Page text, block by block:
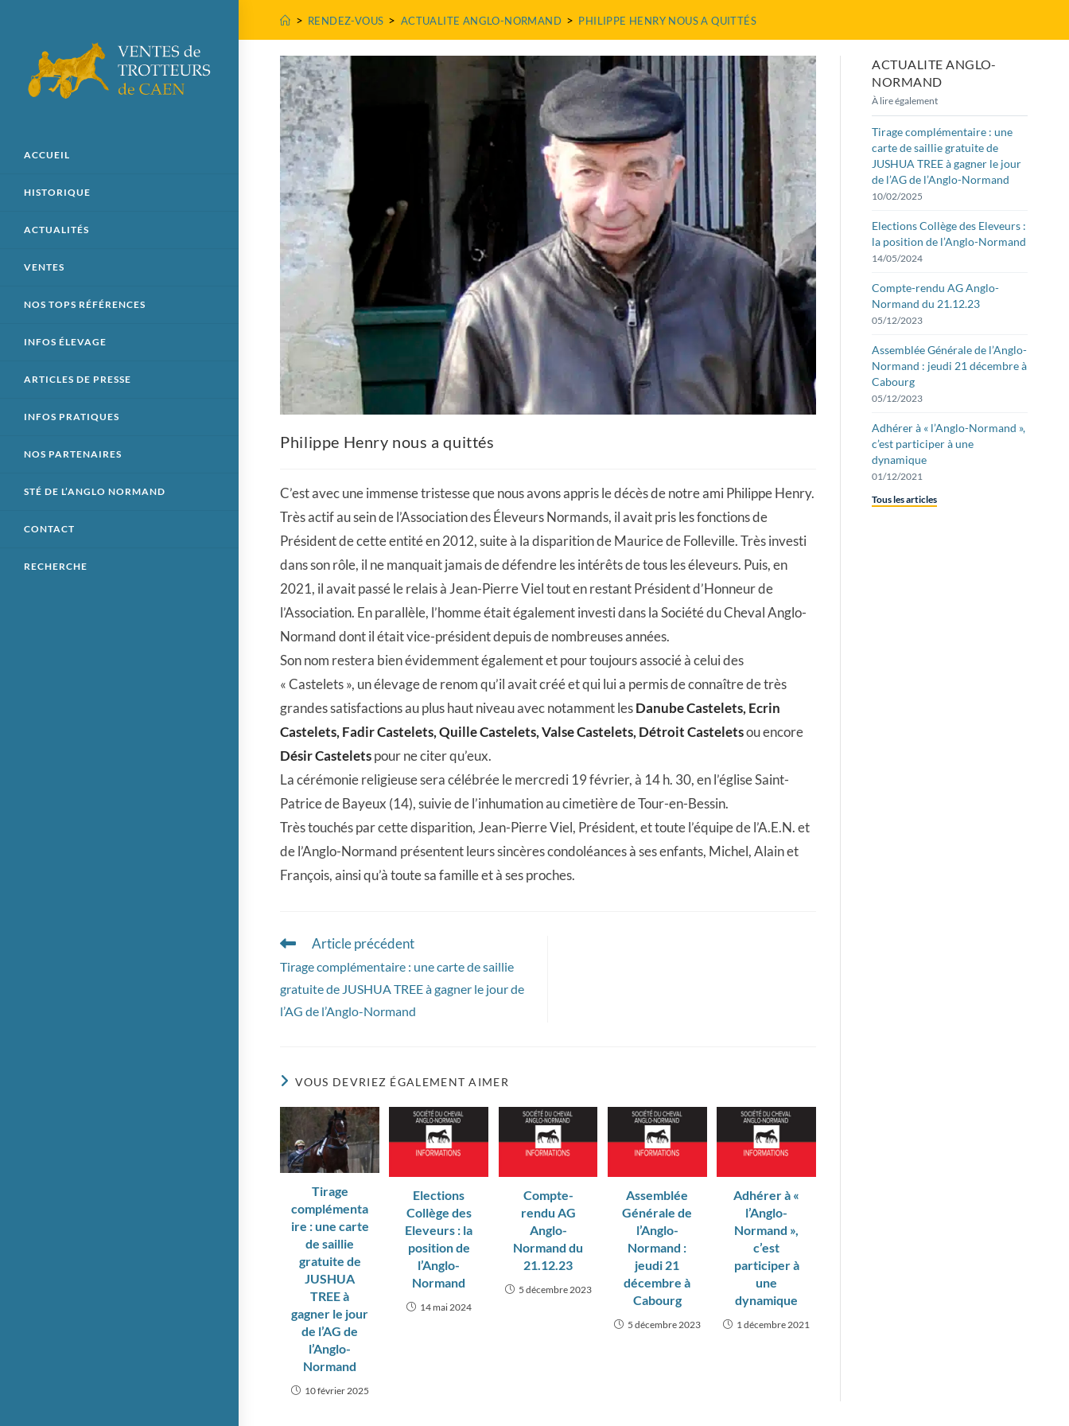
ACCUEIL
HISTORIQUE
ACTUALITÉS
VENTES
NOS TOPS RÉFÉRENCES
INFOS ÉLEVAGE
ARTICLES DE PRESSE
INFOS PRATIQUES
NOS PARTENAIRES
STÉ DE L’ANGLO NORMAND
CONTACT
RECHERCHE
> RENDEZ-VOUS > ACTUALITE ANGLO-NORMAND > PHILIPPE HENRY NOUS A QUITTÉS
Philippe Henry nous a quittés
C’est avec une immense tristesse que nous avons appris le décès de notre ami Philippe Henry.
Très actif au sein de l’Association des Éleveurs Normands, il avait pris les fonctions de
Président de cette entité en 2012, suite à la disparition de Maurice de Folleville. Très investi
dans son rôle, il ne manquait jamais de défendre les intérêts de tous les éleveurs. Puis, en
2021, il avait passé le relais à Jean-Pierre Viel tout en restant Président d’Honneur de
l’Association. En parallèle, l’homme était également investi dans la Société du Cheval Anglo-
Normand dont il était vice-président depuis de nombreuses années.
Son nom restera bien évidemment également et pour toujours associé à celui des
« Castelets », un élevage de renom qu’il avait créé et qui lui a permis de connaître de très
grandes satisfactions au plus haut niveau avec notamment lesDanube Castelets, Ecrin
Castelets, Fadir Castelets, Quille Castelets, Valse Castelets, Détroit Casteletsou encore
Désir Casteletspour ne citer qu’eux.
La cérémonie religieuse sera célébrée le mercredi 19 février, à 14 h. 30, en l’église Saint-
Patrice de Bayeux (14), suivie de l’inhumation au cimetière de Tour-en-Bessin.
Très touchés par cette disparition, Jean-Pierre Viel, Président, et toute l’équipe de l’A.E.N. et
de l’Anglo-Normand présentent leurs sincères condoléances à ses enfants, Michel, Alain et
François, ainsi qu’à toute sa famille et à ses proches.
Read
articles
Article précédent
Tirage complémentaire : une carte de saillie
gratuite de JUSHUA TREE à gagner le jour de
l’AG de l’Anglo-Normand
VOUS DEVRIEZ ÉGALEMENT AIMER
Tirage
complémenta
ire : une carte
de saillie
gratuite de
JUSHUA
TREE à
gagner le jour
de l’AG de
l’Anglo-
Normand
10 février 2025
Elections
Collège des
Eleveurs : la
position de
l’Anglo-
Normand
14 mai 2024
Compte-
rendu AG
Anglo-
Normand du
21.12.23
5 décembre 2023
Assemblée
Générale de
l’Anglo-
Normand :
jeudi 21
décembre à
Cabourg
5 décembre 2023
Adhérer à «
l’Anglo-
Normand »,
c’est
participer à
une
dynamique
1 décembre 2021
ACTUALITE ANGLO-
NORMAND
À lire également
Tirage complémentaire : une
carte de saillie gratuite de
JUSHUA TREE à gagner le jour
de l’AG de l’Anglo-Normand
10/02/2025
Elections Collège des Eleveurs :
la position de l’Anglo-Normand
14/05/2024
Compte-rendu AG Anglo-
Normand du 21.12.23
05/12/2023
Assemblée Générale de l’Anglo-
Normand : jeudi 21 décembre à
Cabourg
05/12/2023
Adhérer à « l’Anglo-Normand »,
c’est participer à une
dynamique
01/12/2021
Tous les articles